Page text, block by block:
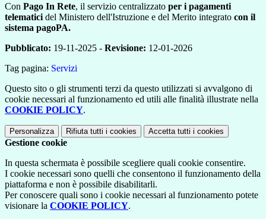
Con Pago In Rete, il servizio centralizzato per i pagamenti
telematici del Ministero dell'Istruzione e del Merito integrato con il
sistema pagoPA.
Pubblicato: 19-11-2025 - Revisione: 12-01-2026
Tag pagina: Servizi
Questo sito o gli strumenti terzi da questo utilizzati si avvalgono di
cookie necessari al funzionamento ed utili alle finalità illustrate nella
COOKIE POLICY.
Personalizza Rifiuta tutti i cookies Accetta tutti i cookies
Gestione cookie
In questa schermata è possibile scegliere quali cookie consentire.
I cookie necessari sono quelli che consentono il funzionamento della
piattaforma e non è possibile disabilitarli.
Per conoscere quali sono i cookie necessari al funzionamento potete
visionare la COOKIE POLICY.